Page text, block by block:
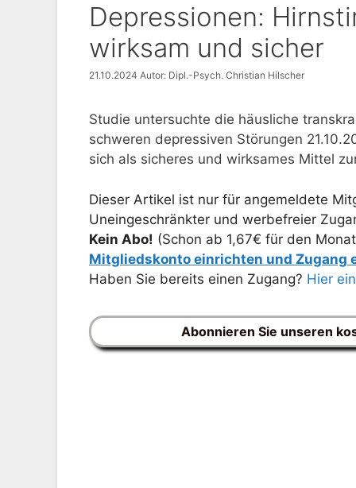
Depressionen:
wirksam und sicher
21.10.2024 Autor: Dipl.-Psych. Christian Hilscher
Studie untersuchte die häusliche
schweren depressiven Störungen
sich als sicheres und wirksames Mittel
Dieser Artikel ist nur für angemeldete
Uneingeschränkter und werbefreier
Kein Abo! (Schon ab 1,67€ für den
Mitgliedskonto einrichten und Zugang
Haben Sie bereits einen Zugang? Hier
Abonnieren Sie unseren